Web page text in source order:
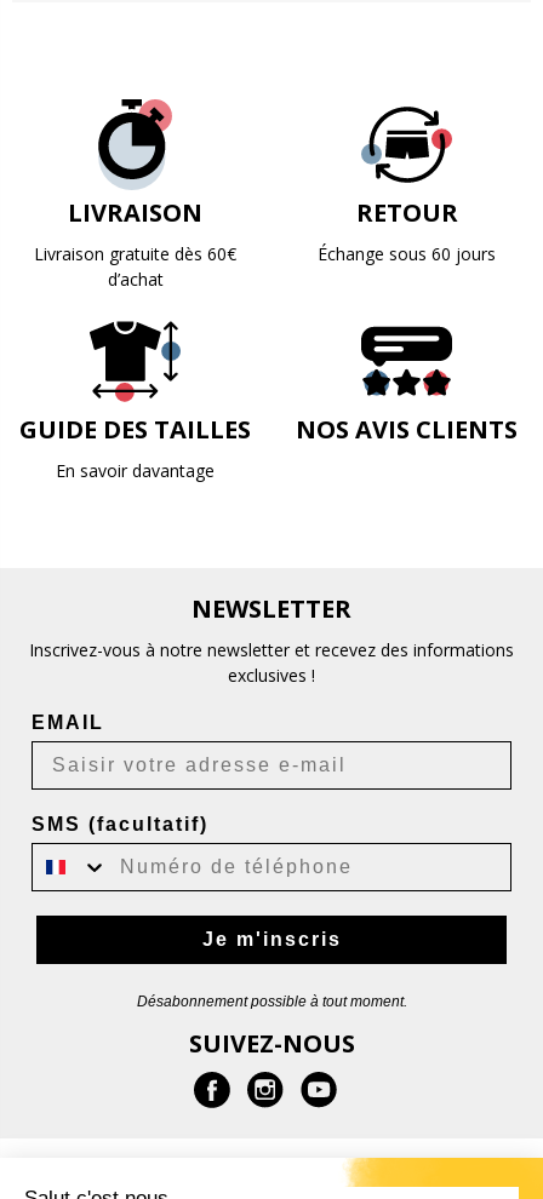
LIVRAISON
Livraison gratuite dès 60€
d’achat
RETOUR
Échange sous 60 jours
GUIDE DES TAILLES
En savoir davantage
NOS AVIS CLIENTS
NEWSLETTER
Inscrivez-vous à notre newsletter et recevez des informations
exclusives !
EMAIL
SMS (facultatif)
Je m'inscris
Désabonnement possible à tout moment.
SUIVEZ-NOUS